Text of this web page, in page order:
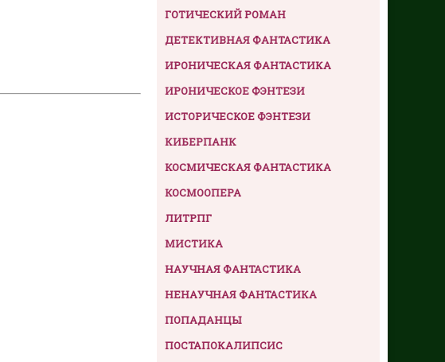
ГОТИЧЕСКИЙ РОМАН
ДЕТЕКТИВНАЯ ФАНТАСТИКА
ИРОНИЧЕСКАЯ ФАНТАСТИКА
ИРОНИЧЕСКОЕ ФЭНТЕЗИ
ИСТОРИЧЕСКОЕ ФЭНТЕЗИ
КИБЕРПАНК
КОСМИЧЕСКАЯ ФАНТАСТИКА
КОСМООПЕРА
ЛИТРПГ
МИСТИКА
НАУЧНАЯ ФАНТАСТИКА
НЕНАУЧНАЯ ФАНТАСТИКА
ПОПАДАНЦЫ
ПОСТАПОКАЛИПСИС